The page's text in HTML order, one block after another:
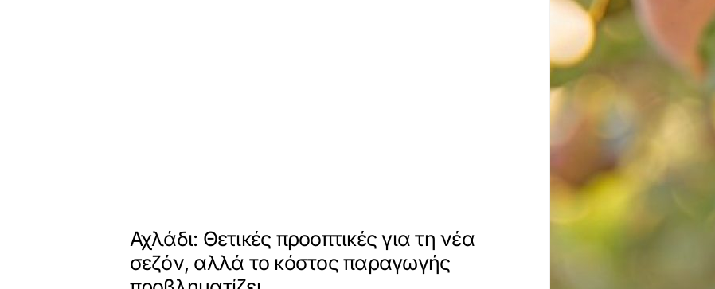
Αχλάδι: Θετικές προοπτικές για τη νέα
σεζόν, αλλά το κόστος παραγωγής